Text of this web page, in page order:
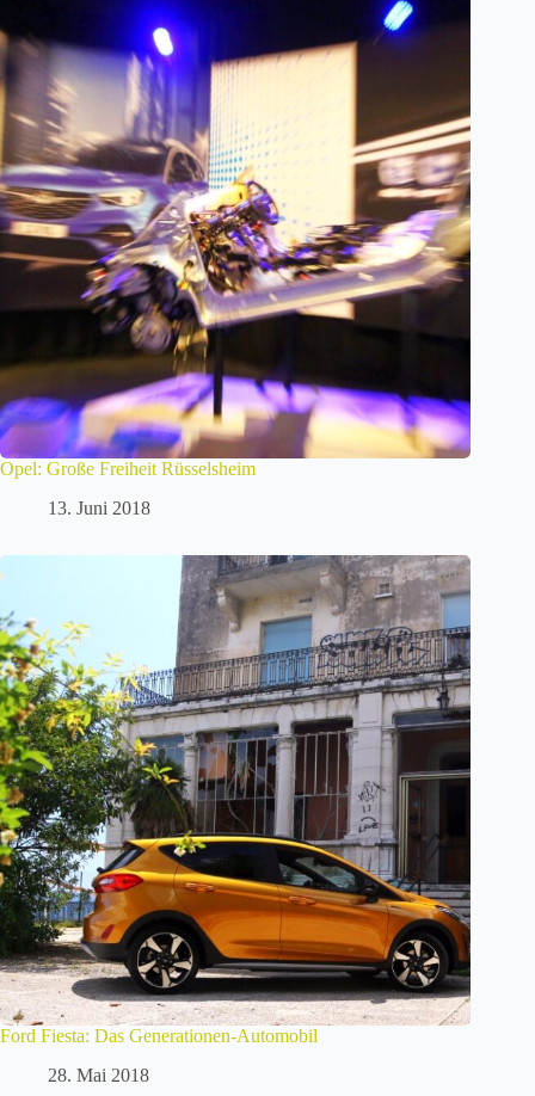
Opel: Große Freiheit Rüsselsheim
13. Juni 2018
Ford Fiesta: Das Generationen-Automobil
28. Mai 2018